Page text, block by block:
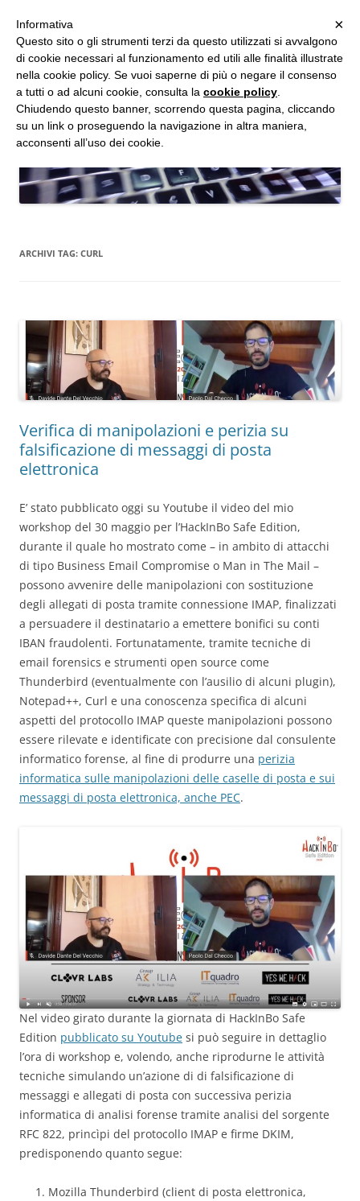
Vai
al
contenuto
Studio d'Informatica Forense
Perizie Informatiche Forensi, CTP e CTU in Processi Civili e Penali
ARCHIVI TAG: CURL
Verifica di manipolazioni e perizia su
falsificazione di messaggi di posta
elettronica
E’ stato pubblicato oggi su Youtube il video del mio
workshop del 30 maggio per l’HackInBo Safe Edition,
durante il quale ho mostrato come – in ambito di attacchi
di tipo Business Email Compromise o Man in The Mail –
possono avvenire delle manipolazioni con sostituzione
degli allegati di posta tramite connessione IMAP, finalizzati
a persuadere il destinatario a emettere bonifici su conti
IBAN fraudolenti. Fortunatamente, tramite tecniche di
email forensics e strumenti open source come
Thunderbird (eventualmente con l’ausilio di alcuni plugin),
Notepad++, Curl e una conoscenza specifica di alcuni
aspetti del protocollo IMAP queste manipolazioni possono
essere rilevate e identificate con precisione dal consulente
informatico forense, al fine di produrre una perizia
informatica sulle manipolazioni delle caselle di posta e sui
messaggi di posta elettronica, anche PEC.
Nel video girato durante la giornata di HackInBo Safe
Edition pubblicato su Youtube si può seguire in dettaglio
l’ora di workshop e, volendo, anche riprodurne le attività
tecniche simulando un’azione di di falsificazione di
messaggi e allegati di posta con successiva perizia
informatica di analisi forense tramite analisi del sorgente
RFC 822, princìpi del protocollo IMAP e firme DKIM,
predisponendo quanto segue:
Mozilla Thunderbird (client di posta elettronica,
MENU ×
Informativa
Questo sito o gli strumenti terzi da questo utilizzati si avvalgono
di cookie necessari al funzionamento ed utili alle finalità illustrate
nella cookie policy. Se vuoi saperne di più o negare il consenso
a tutti o ad alcuni cookie, consulta la cookie policy
Chiudendo questo banner, scorrendo questa pagina, cliccando
su un link o proseguendo la navigazione in altra maniera,
acconsenti all’uso dei cookie.